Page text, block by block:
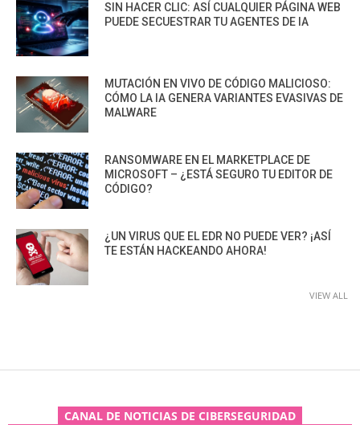
SIN HACER CLIC: ASÍ CUALQUIER PÁGINA WEB
PUEDE SECUESTRAR TU AGENTES DE IA
MUTACIÓN EN VIVO DE CÓDIGO MALICIOSO:
CÓMO LA IA GENERA VARIANTES EVASIVAS DE
MALWARE
RANSOMWARE EN EL MARKETPLACE DE
MICROSOFT – ¿ESTÁ SEGURO TU EDITOR DE
CÓDIGO?
¿UN VIRUS QUE EL EDR NO PUEDE VER? ¡ASÍ
TE ESTÁN HACKEANDO AHORA!
VIEW ALL
CANAL DE NOTICIAS DE CIBERSEGURIDAD